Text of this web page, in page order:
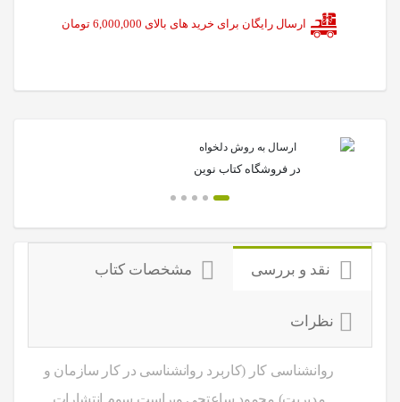
ارسال رایگان برای خرید های بالای 6,000,000 تومان
ارسال به روش دلخواه
در فروشگاه کتاب نوین
نقد و بررسی مشخصات کتاب
نظرات
روانشناسی کار (کاربرد روانشناسی در کار سازمان و
مدیریت) محمود ساعتچی ویراست سوم انتشارات